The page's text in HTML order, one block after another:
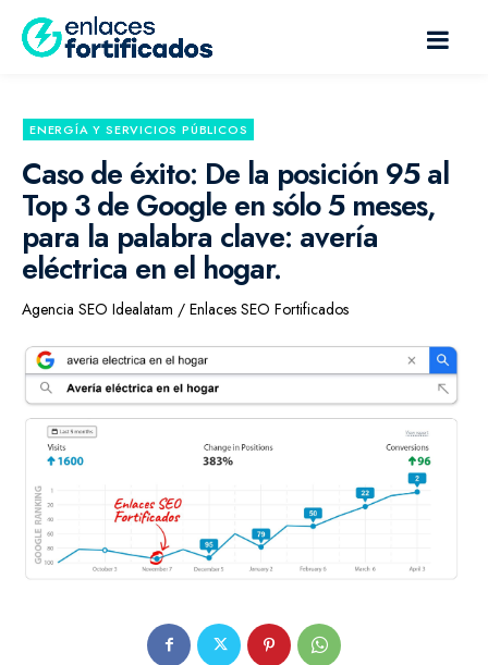
ENERGÍA Y SERVICIOS PÚBLICOS
Caso de éxito: De la posición 95 al
Top 3 de Google en sólo 5 meses,
para la palabra clave: avería
eléctrica en el hogar.
Agencia SEO Idealatam / Enlaces SEO Fortificados